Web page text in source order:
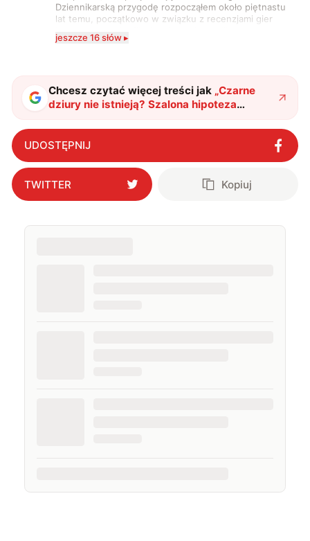
Dziennikarską przygodę rozpocząłem około piętnastu
lat temu, początkowo w związku z recenzjami gier
zdecydowanie częściej na tematy związane z nauką
także uprawiać oraz oglądać sport.
jeszcze 16 słów ▸
Chcesz czytać więcej treści jak „Czarne
dziury nie istnieją? Szalona hipoteza
nabiera kształtów"?
UDOSTĘPNIJ
TWITTER Kopiuj